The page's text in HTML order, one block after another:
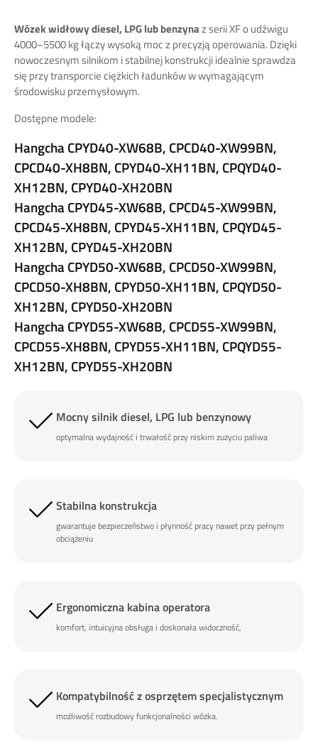
Wózek widłowy diesel, LPG lub benzynaz serii XF o udźwigu
4000–5500 kg łączy wysoką moc z precyzją operowania. Dzięki
nowoczesnym silnikom i stabilnej konstrukcji idealnie sprawdza
się przy transporcie ciężkich ładunków w wymagającym
środowisku przemysłowym.
Dostępne modele:
Hangcha CPYD40-XW68B, CPCD40-XW99BN,
CPCD40-XH8BN, CPYD40-XH11BN, CPQYD40-
XH12BN, CPYD40-XH20BN
Hangcha CPYD45-XW68B, CPCD45-XW99BN,
CPCD45-XH8BN, CPYD45-XH11BN, CPQYD45-
XH12BN, CPYD45-XH20BN
Hangcha CPYD50-XW68B, CPCD50-XW99BN,
CPCD50-XH8BN, CPYD50-XH11BN, CPQYD50-
XH12BN, CPYD50-XH20BN
Hangcha CPYD55-XW68B, CPCD55-XW99BN,
CPCD55-XH8BN, CPYD55-XH11BN, CPQYD55-
XH12BN, CPYD55-XH20BN
Mocny silnik diesel, LPG lub benzynowy
optymalna wydajność i trwałość przy niskim zużyciu paliwa
Stabilna konstrukcja
gwarantuje bezpieczeństwo i płynność pracy nawet przy pełnym
obciążeniu
Ergonomiczna kabina operatora
komfort, intuicyjna obsługa i doskonała widoczność,
Kompatybilność z osprzętem specjalistycznym
możliwość rozbudowy funkcjonalności wózka.